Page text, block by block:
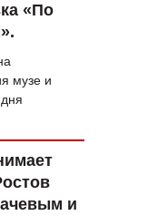
«По
музе и
и